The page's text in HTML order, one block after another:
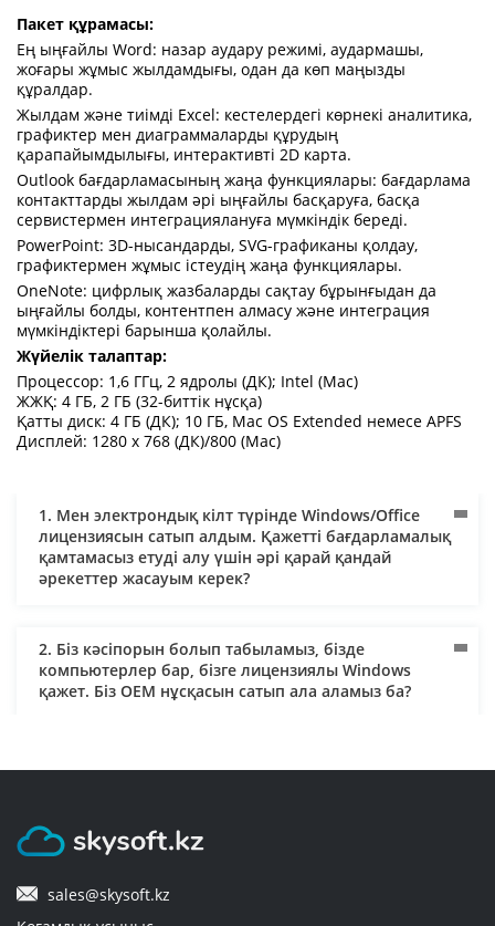
Пакет құрамасы:
Ең ыңғайлы Word: назар аудару режимі, аудармашы,
жоғары жұмыс жылдамдығы, одан да көп маңызды
құралдар.
Жылдам және тиімді Excel: кестелердегі көрнекі аналитика,
графиктер мен диаграммаларды құрудың
қарапайымдылығы, интерактивті 2D карта.
Outlook бағдарламасының жаңа функциялары: бағдарлама
контакттарды жылдам әрі ыңғайлы басқаруға, басқа
сервистермен интеграциялануға мүмкіндік береді.
PowerPoint: 3D-нысандарды, SVG-графиканы қолдау,
графиктермен жұмыс істеудің жаңа функциялары.
OneNote: цифрлық жазбаларды сақтау бұрынғыдан да
ыңғайлы болды, контентпен алмасу және интеграция
мүмкіндіктері барынша қолайлы.
Жүйелік талаптар:
Процессор: 1,6 ГГц, 2 ядролы (ДК); Intel (Mac)
ЖЖҚ: 4 ГБ, 2 ГБ (32-биттік нұсқа)
Қатты диск: 4 ГБ (ДК); 10 ГБ, Mac OS Extended немесе APFS
Дисплей: 1280 x 768 (ДК)/800 (Mac)
1. Мен электрондық кілт түрінде Windows/Office
лицензиясын сатып алдым. Қажетті бағдарламалық
қамтамасыз етуді алу үшін әрі қарай қандай
әрекеттер жасауым керек?
2. Біз кәсіпорын болып табыламыз, бізде
компьютерлер бар, бізге лицензиялы Windows
қажет. Біз OEM нұсқасын сатып ала аламыз ба?
4. Кәсіпорынға арналған лицензиялық
банк арқылы есеп айырысу шарттары бойынша
sales@skysoft.kz